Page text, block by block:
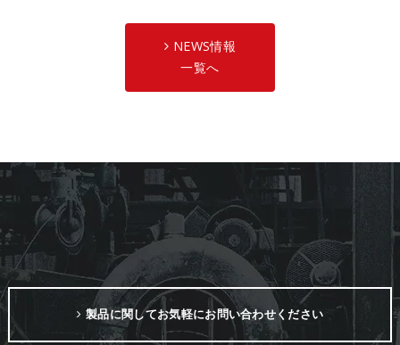
NEWS情報
一覧へ
製品に関してお気軽にお問い合わせください